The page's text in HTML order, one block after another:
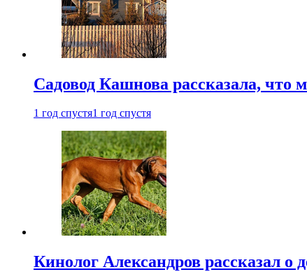
Садовод Кашнова рассказала, что
1 год спустя1 год спустя
Кинолог Александров рассказал о